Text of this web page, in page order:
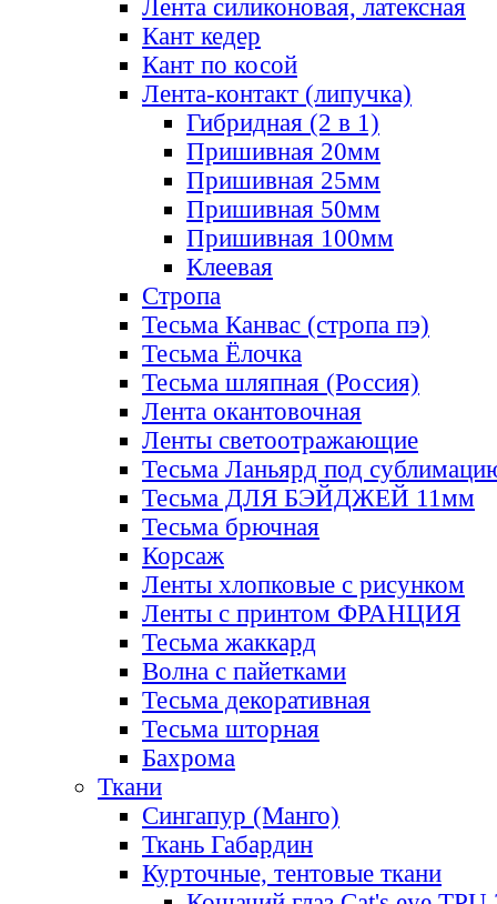
Лента силиконовая, латексная
Кант кедер
Кант по косой
Лента-контакт (липучка)
Гибридная (2 в 1)
Пришивная 20мм
Пришивная 25мм
Пришивная 50мм
Пришивная 100мм
Клеевая
Стропа
Тесьма Канвас (стропа пэ)
Тесьма Ёлочка
Тесьма шляпная (Россия)
Лента окантовочная
Ленты светоотражающие
Тесьма Ланьярд под
Тесьма ДЛЯ БЭЙДЖЕЙ 11мм
Тесьма брючная
Корсаж
Ленты хлопковые с рисунком
Ленты с принтом ФРАНЦИЯ
Тесьма жаккард
Волна с пайетками
Тесьма декоративная
Тесьма шторная
Бахрома
Ткани
Сингапур (Манго)
Ткань Габардин
Курточные, тентовые ткани